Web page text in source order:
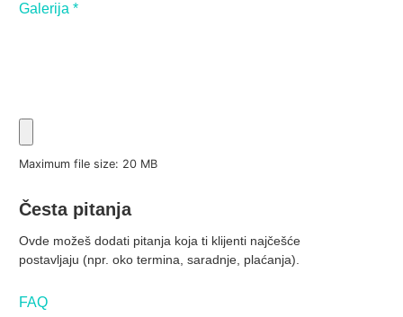
Galerija *
Maximum file size: 20 MB
Česta pitanja
Ovde možeš dodati pitanja koja ti klijenti najčešće
postavljaju (npr. oko termina, saradnje, plaćanja).
FAQ